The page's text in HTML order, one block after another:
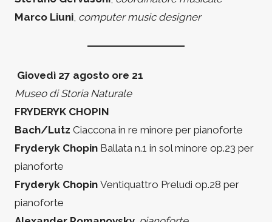
Marco Liuni, computer music designer
Giovedì 27 agosto ore 21
Museo di Storia Naturale
FRYDERYK CHOPIN
Bach/Lutz Ciaccona in re minore per pianoforte
Fryderyk Chopin Ballata n.1 in sol minore op.23 per
pianoforte
Fryderyk Chopin Ventiquattro Preludi op.28 per
pianoforte